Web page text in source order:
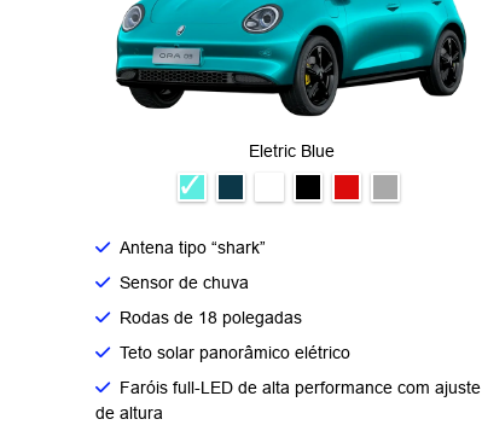
Eletric Blue
Antena tipo “shark”
Sensor de chuva
Rodas de 18 polegadas
Teto solar panorâmico elétrico
Faróis full-LED de alta performance com ajuste
de altura